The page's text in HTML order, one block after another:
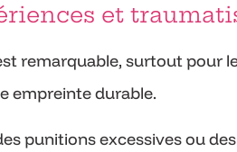
et
remarquable, surtout pour
empreinte durable.
punitions excessives ou